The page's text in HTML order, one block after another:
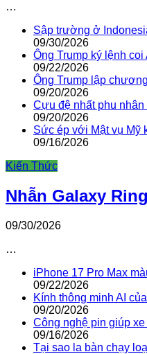
…
Sập trường ở
09/30/2026
Ông Trump ký lệnh coi
09/22/2026
Ông Trump lập
09/20/2026
Cựu đệ nhất phu
09/20/2026
Sức ép với Mật vụ Mỹ
09/16/2026
Kiến Thức
Nhẫn Galaxy
09/30/2026
…
iPhone 17 Pro Max
09/22/2026
Kính thông minh AI
09/20/2026
Công nghệ pin giúp
09/16/2026
Tại sao la bàn chạy